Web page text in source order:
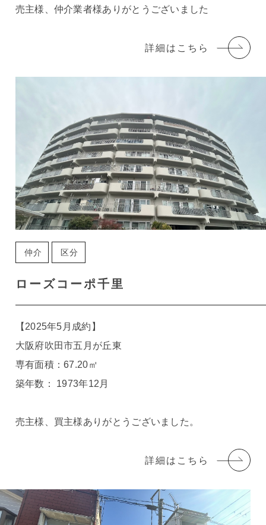
売主様、仲介業者様ありがとうございました
詳細はこちら
仲介 区分
ローズコーポ千里
【2025年5月成約】
大阪府吹田市五月が丘東
専有面積：67.20㎡
築年数： 1973年12月
売主様、買主様ありがとうございました。
詳細はこちら